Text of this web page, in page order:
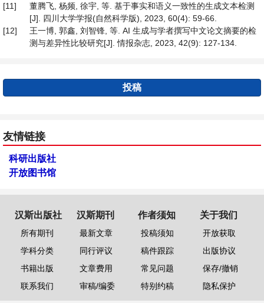
[11]
董腾飞, 杨频, 徐宇, 等. 基于事实和语义一致性的生成文本检测
[J]. 四川大学学报(自然科学版), 2023, 60(4): 59-66.
[12]
王一博, 郭鑫, 刘智锋, 等. AI 生成与学者撰写中文论文摘要的检
测与差异性比较研究[J]. 情报杂志, 2023, 42(9): 127-134.
投稿
友情链接
科研出版社
开放图书馆
汉斯出版社
所有期刊
学科分类
书籍出版
联系我们
汉斯期刊
最新文章
同行评议
文章费用
审稿/编委
作者须知
投稿须知
稿件跟踪
常见问题
特别约稿
关于我们
开放获取
出版协议
保存/撤销
隐私保护